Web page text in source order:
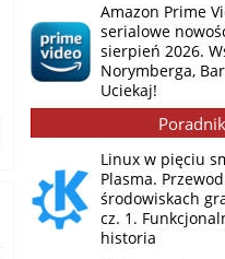
Amazon Prime
serialowe
sierpień 2026.
Norymberga,
Uciekaj!
Linux w pięciu
Plasma.
środowiskach
cz. 1.
historia